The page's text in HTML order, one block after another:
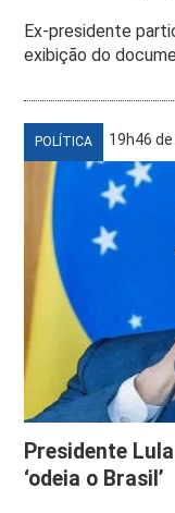
Ex-presidente
exibição do
POLÍTICA 19h46
Presidente
‘odeia o Brasil’